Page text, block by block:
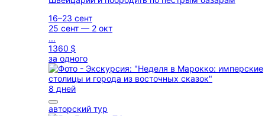
16–23 сент
25 сент — 2 окт
...
1360 $
за одного
8 дней
авторский тур